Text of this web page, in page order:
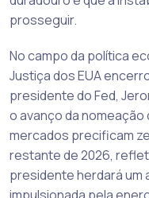
prosseguir.
No campo da política
Justiça dos EUA
presidente do Fed,
o avanço da nomeação
mercados precificam
restante de 2026,
presidente herdará um